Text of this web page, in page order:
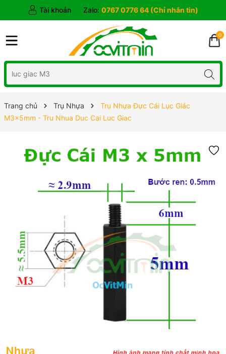
Tài khoản Zalo: 0767 0776 64 (Chỉ nhắn tin)
0
Trang chủ Trụ Nhựa
Trụ Nhựa Đực Cái Lục Giác
M3x5mm - Tru Nhua Duc Cai Luc Giac